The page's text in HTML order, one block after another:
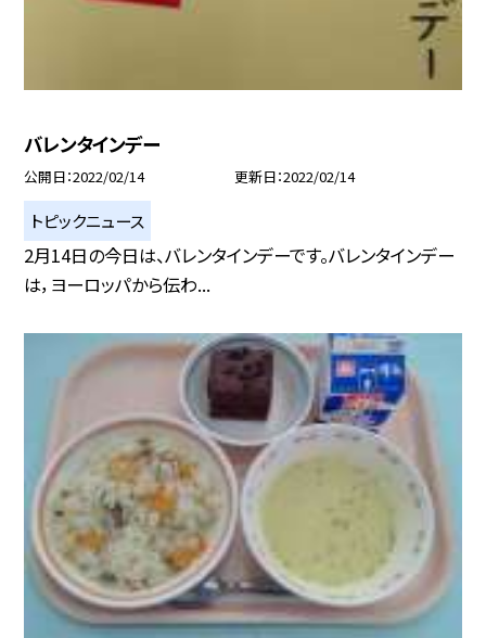
バレンタインデー
公開日 2022/02/14 更新日 2022/02/14
トピックニュース
2月14日の今日は、バレンタインデーです。バレンタインデー
は，ヨーロッパから伝わ...